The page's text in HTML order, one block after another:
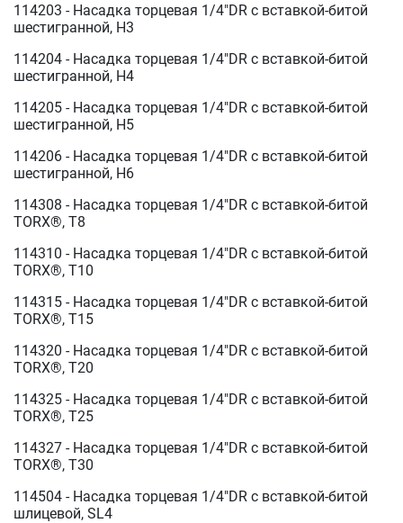
114203 - Насадка торцевая 1/4"DR с вставкой-битой
шестигранной, H3
114204 - Насадка торцевая 1/4"DR с вставкой-битой
шестигранной, H4
114205 - Насадка торцевая 1/4"DR с вставкой-битой
шестигранной, H5
114206 - Насадка торцевая 1/4"DR с вставкой-битой
шестигранной, H6
114308 - Насадка торцевая 1/4"DR с вставкой-битой
TORX®, T8
114310 - Насадка торцевая 1/4"DR с вставкой-битой
TORX®, T10
114315 - Насадка торцевая 1/4"DR с вставкой-битой
TORX®, T15
114320 - Насадка торцевая 1/4"DR с вставкой-битой
TORX®, T20
114325 - Насадка торцевая 1/4"DR с вставкой-битой
TORX®, T25
114327 - Насадка торцевая 1/4"DR с вставкой-битой
TORX®, T30
114504 - Насадка торцевая 1/4"DR с вставкой-битой
шлицевой, SL4